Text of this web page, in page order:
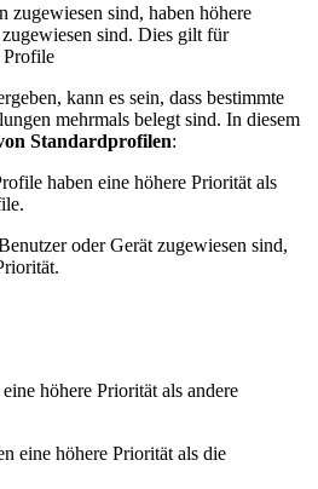
zugewiesen sind, haben höhere
sind. Dies gilt für
Profile
kann es sein, dass bestimmte
mehrmals belegt sind. In diesem
Standardprofilen:
haben eine höhere Priorität als
oder Gerät zugewiesen sind,
höhere Priorität als andere
eine höhere Priorität als die